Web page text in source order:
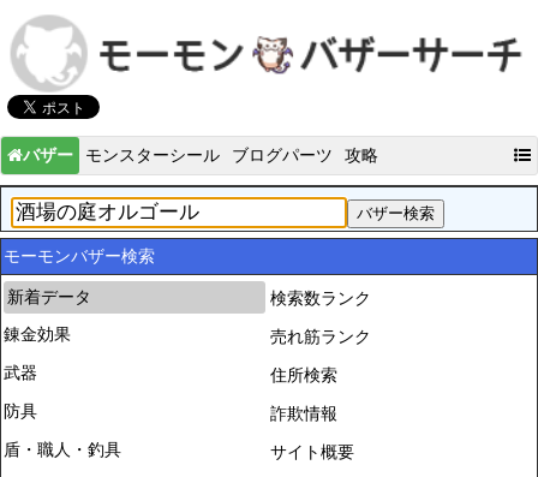
バザー モンスターシール ブログパーツ 攻略
モーモンバザー検索
新着データ
錬金効果
武器
防具
盾・職人・釣具
検索数ランク
売れ筋ランク
住所検索
詐欺情報
サイト概要